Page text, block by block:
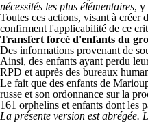
nécessités les plus élémentaires, y
Toutes ces actions, visant à créer
confirment l'applicabilité de ce
Transfert forcé d'enfants du
Des informations provenant de
Ainsi, des enfants ayant perdu
RPD et auprès des bureaux
Le fait que des enfants de
russe et son ordonnance sur la
161 orphelins et enfants dont les
La présente version est abrégée.